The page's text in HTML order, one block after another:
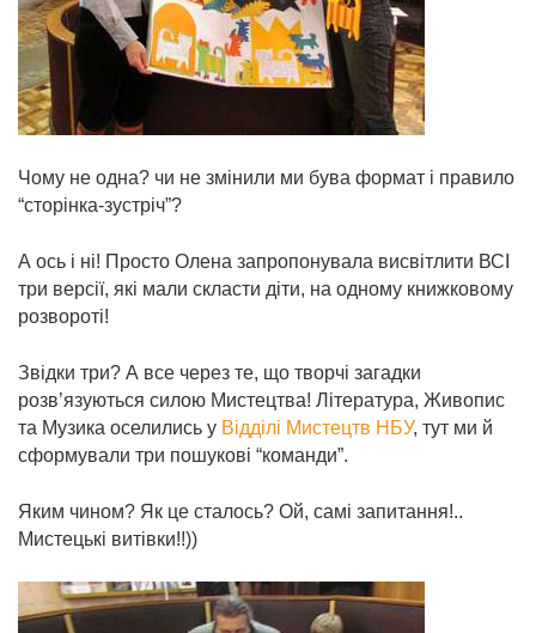
Чому не одна? чи не змінили ми бува формат і правило
“сторінка-зустріч”?
А ось і ні! Просто Олена запропонувала висвітлити ВСІ
три версії, які мали скласти діти, на одному книжковому
розвороті!
Звідки три? А все через те, що творчі загадки
розв’язуються силою Мистецтва! Література, Живопис
та Музика оселились у Відділі Мистецтв НБУ, тут ми й
сформували три пошукові “команди”.
Яким чином? Як це сталось? Ой, самі запитання!..
Мистецькі витівки!!))